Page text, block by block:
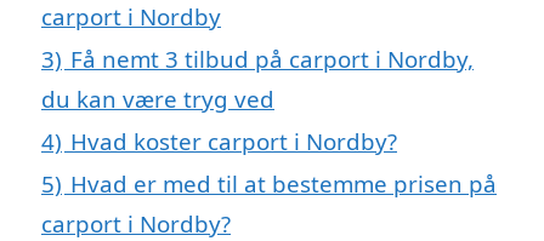
carport i Nordby
3) Få nemt 3 tilbud på carport i Nordby,
du kan være tryg ved
4) Hvad koster carport i Nordby?
5) Hvad er med til at bestemme prisen på
carport i Nordby?